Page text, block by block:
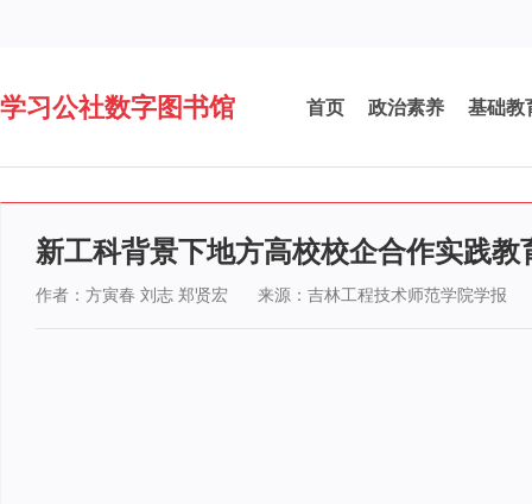
学习公社数字图书馆 首页 政治素养 基础教
新工科背景下地方高校校企合作实践
作者：方寅春 刘志 郑贤宏 来源：吉林工程技术师范学院学报